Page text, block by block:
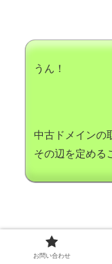
うん！
中古ドメインの
その辺を定める
お問い合わせ